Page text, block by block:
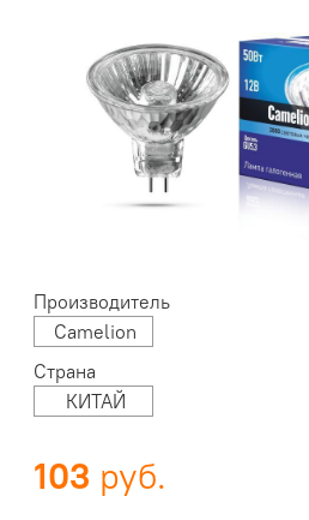
Производитель
Camelion
Страна
КИТАЙ
103